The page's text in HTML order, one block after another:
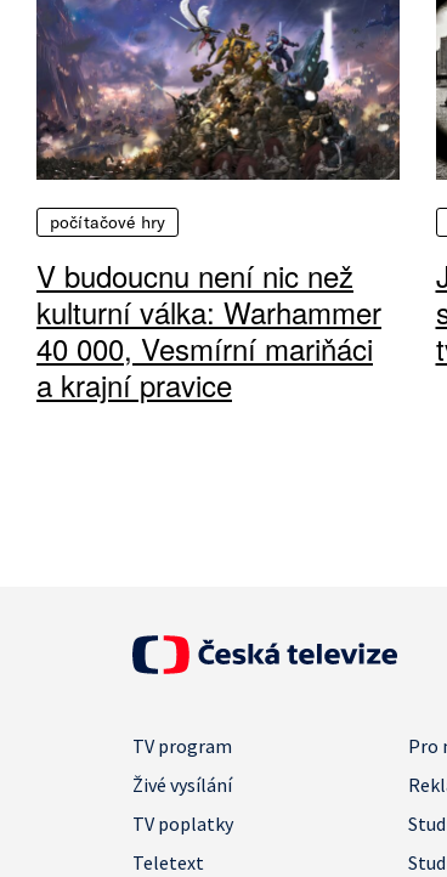
počítačové hry
V budoucnu není nic než
kulturní válka: Warhammer
40 000, Vesmírní mariňáci
a krajní pravice
TV program
Pro
Živé vysílání
TV poplatky
Teletext